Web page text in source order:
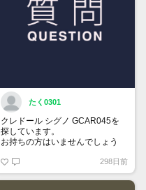
たく0301
クレドール シグノ GCAR045を
探しています。
お持ちの方はいませんでしょう
298日前